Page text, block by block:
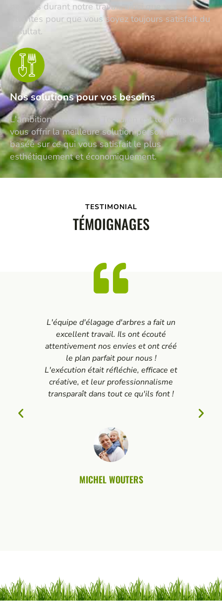
besoins durant notre travail, ainsi que vos
attentes pour que vous soyez toujours satisfait du
résultat.
Nos solutions pour vos besoins
L'ambition du jardinier Tervuren est toujours de
vous offrir la meilleure solution personnalisée,
basée sur ce qui vous satisfait le plus
esthétiquement et économiquement.
TESTIMONIAL
TÉMOIGNAGES
L'équipe d'élagage d'arbres a fait un
excellent travail. Ils ont écouté
attentivement nos envies et ont créé
le plan parfait pour nous !
L'exécution était réfléchie, efficace et
créative, et leur professionnalisme
transparaît dans tout ce qu'ils font !
MICHEL WOUTERS